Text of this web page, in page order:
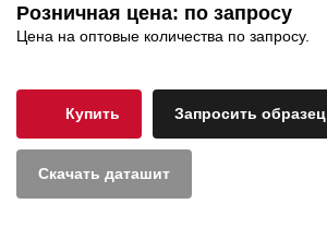
Розничная цена: по запросу
Цена на оптовые количества по запросу.
Купить Запросить образец
Скачать даташит